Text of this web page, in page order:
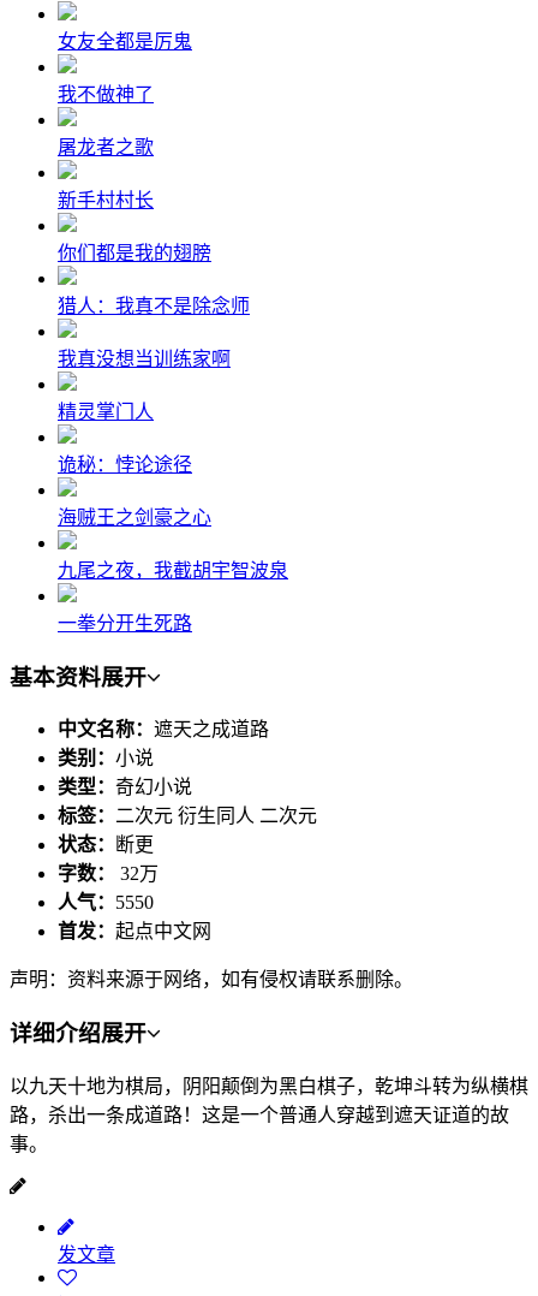
女友全都是厉鬼
我不做神了
屠龙者之歌
新手村村长
你们都是我的翅膀
猎人：我真不是除念师
我真没想当训练家啊
精灵掌门人
诡秘：悖论途径
海贼王之剑豪之心
九尾之夜，我截胡宇智波泉
一拳分开生死路
基本资料展开
中文名称： 遮天之成道路
类别： 小说
类型： 奇幻小说
标签： 二次元 衍生同人 二次元
状态：
断更
字数： 32万
人气： 5550
首发： 起点中文网
声明：资料来源于网络，如有侵权请联系删除。
详细介绍展开
以九天十地为棋局，阴阳颠倒为黑白棋子，乾坤斗转为纵横棋
路，杀出一条成道路！这是一个普通人穿越到遮天证道的故
事。
发文章